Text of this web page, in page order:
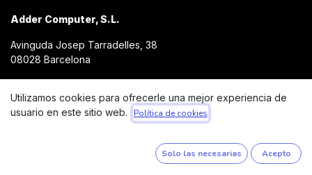
Adder Computer, S.L.
Avinguda Josep Tarradelles, 38
08028 Barcelona
hello@addercomputer.com
Utilizamos cookies para ofrecerle una mejor experiencia de
usuario en este sitio web.
Política de cookies
Solo las necesarias Acepto